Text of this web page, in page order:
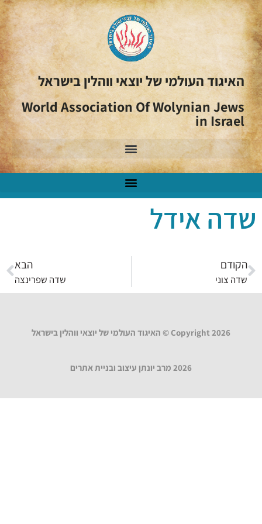
האיגוד העולמי של יוצאי ווהלין בישראל
World Association Of Wolynian Jews
in Israel
שדה אידל
הקודם
שדה צוני
הבא
שדה שפרינצה
Copyright 2026 © האיגוד העולמי של יוצאי ווהלין בישראל
2026 מרב יונתן עיצוב ובניית אתרים